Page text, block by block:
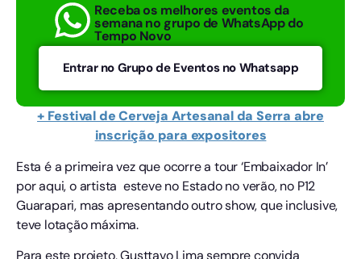
Receba os melhores eventos da
semana no grupo de WhatsApp do
Tempo Novo
Entrar no Grupo de Eventos no Whatsapp
+ Festival de Cerveja Artesanal da Serra abre
inscrição para expositores
Esta é a primeira vez que ocorre a tour ‘Embaixador In’
por aqui, o artista esteve no Estado no verão, no P12
Guarapari, mas apresentando outro show, que inclusive,
teve lotação máxima.
Para este projeto, Gusttavo Lima sempre convida